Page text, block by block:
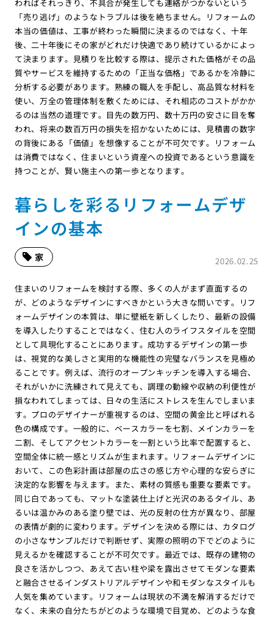
わればそれっきり、不具合が発生しても連絡がつかないという
「売り逃げ」のようなトラブルは後を絶ちません。リフォームの
本当の価値は、工事が終わった瞬間に決まるのではなく、十年
後、二十年後にその家がどれだけ快適であり続けているかによっ
て決まります。見積りを比較する際は、提示された価格がその品
質やサービスを維持するための「正当な価格」であるかを冷静に
分析する必要があります。熟練の職人を手配し、高品質な材料を
使い、万全の管理体制を敷くためには、それ相応のコストがかか
るのは当然の道理です。目先の数万円、数十万円の安さに目を奪
われ、将来の数百万円の損失を招かないためには、見積書の数字
の背後にある「価値」を想像することが不可欠です。リフォーム
は消費ではなく、住まいという資産への投資であるという意識を
持つことが、賢い施主への第一歩となります。
暮らしを彩るリフォームデザ
インの基本
2026.02.25
家
住まいのリフォームを検討する際、多くの人がまず直面するの
が、どのようなデザインにすべきかという大きな問いです。リフ
ォームデザインの本質は、単に壁紙を新しくしたり、最新の設備
を導入したりすることではなく、住む人のライフスタイルを空間
として具現化することにあります。成功するデザインの第一歩
は、視覚的な美しさと実用的な機能性の完璧なバランスを見極め
ることです。例えば、流行のオープンキッチンを導入する場合、
それがいかに洗練されて見えても、調理の動線や収納の利便性が
損なわれてしまっては、日々の生活にストレスを生んでしまいま
す。プロのデザイナーが重視するのは、空間の黄金比と呼ばれる
色の構成です。一般的に、ベースカラーを七割、メインカラーを
二割、そしてアクセントカラーを一割という比率で配置すると、
空間全体に統一感とリズムが生まれます。リフォームデザインに
おいて、この色彩計画は部屋の広さの感じ方や心理的な安らぎに
決定的な影響を与えます。また、素材の質感も重要な要素です。
同じ白であっても、マットな塗装仕上げと光沢のあるタイル、あ
るいは温かみのある塗り壁では、光の反射の仕方が異なり、部屋
の表情が劇的に変わります。デザインを決める際には、カタログ
の小さなサンプルだけで判断せず、実際の照明の下でどのように
見えるかを確認することが不可欠です。最近では、既存の建物の
良さを活かしつつ、あえて古い柱や梁を露出させてモダンな要素
と融合させるインダストリアルデザインや和モダンなスタイルも
人気を集めています。リフォームは現状の不満を解消するだけで
なく、未来の自分たちがどのような環境で目覚め、どのような食